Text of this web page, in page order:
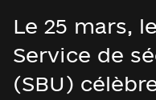
Le 25 mars,
Service de
(SBU)